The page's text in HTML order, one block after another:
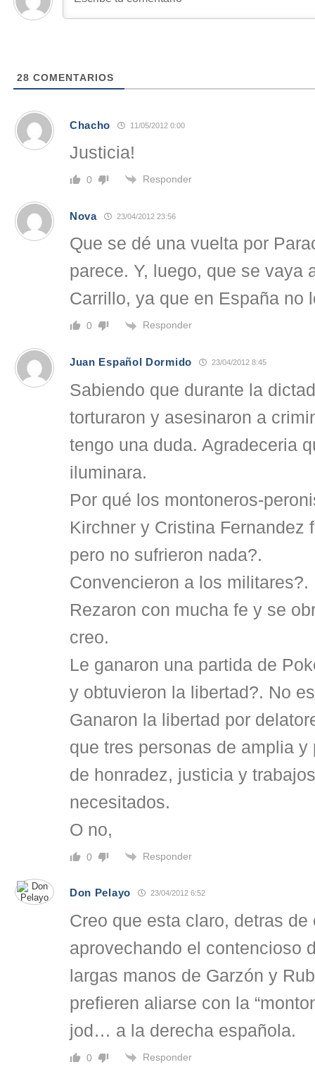
28 COMENTARIOS
Chacho 11/05/2012 0:00
Justicia!
0 Responder
Nova 23/04/2012 23:56
Que se dé una vuelta por
parece. Y, luego, que se vaya
Carrillo, ya que en España no
0 Responder
Juan Español Dormido 23/04/2012 8:45
Sabiendo que durante la
torturaron y asesinaron a
tengo una duda. Agradeceria
iluminara.
Por qué los montoneros-
Kirchner y Cristina Fernandez
pero no sufrieron nada?.
Convencieron a los militares?.
Rezaron con mucha fe y se
creo.
Le ganaron una partida de
y obtuvieron la libertad?. No
Ganaron la libertad por
que tres personas de amplia
de honradez, justicia y
necesitados.
O no,
0 Responder
Don Pelayo 23/04/2012 6:52
Creo que esta claro, detras de
aprovechando el contencioso
largas manos de Garzón y
prefieren aliarse con la
jod… a la derecha española.
0 Responder